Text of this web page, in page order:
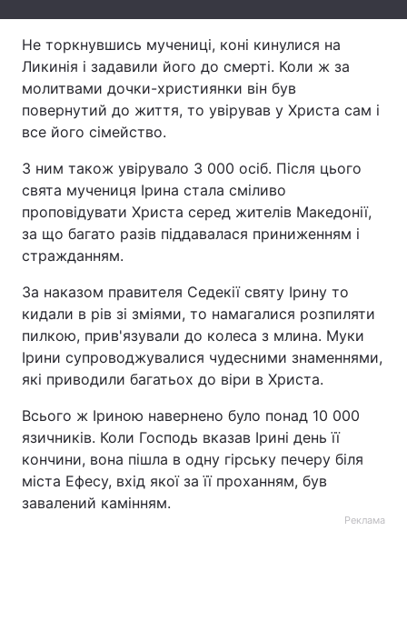
Послуги
Тема оформлення
Не торкнувшись мучениці, коні кинулися на
Ликинія і задавили його до смерті. Коли ж за
молитвами дочки-християнки він був
повернутий до життя, то увірував у Христа сам і
все його сімейство.
З ним також увірувало 3 000 осіб. Після цього
свята мучениця Ірина стала сміливо
проповідувати Христа серед жителів Македонії,
за що багато разів піддавалася приниженням і
стражданням.
За наказом правителя Седекії святу Ірину то
кидали в рів зі зміями, то намагалися розпиляти
пилкою, прив'язували до колеса з млина. Муки
Ірини супроводжувалися чудесними знаменнями,
які приводили багатьох до віри в Христа.
Всього ж Іриною навернено було понад 10 000
язичників. Коли Господь вказав Ірині день її
кончини, вона пішла в одну гірську печеру біля
міста Ефесу, вхід якої за її проханням, був
завалений камінням.
Реклама